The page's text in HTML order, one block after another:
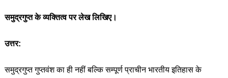
समुद्रगुप्त के व्यक्तित्व पर लेख लिखिए।
उत्तर:
समुद्रगुप्त गुप्तवंश का ही नहीं बल्कि सम्पूर्ण प्राचीन भारतीय इतिहास के